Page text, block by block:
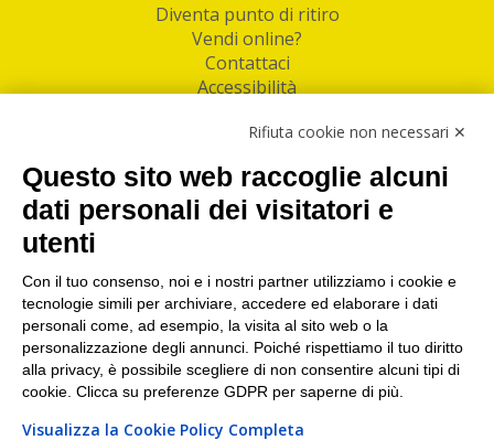
Diventa punto di ritiro
Vendi online?
Contattaci
Accessibilità
Facebook
Linkedin
I nostri punti di ritiro e spedizione pacchi nelle
maggiori città italiane
Torino|Milano|Roma|Bologna|Firenze| Genova
Napoli|Varese
Rifiuta cookie non necessari ✕
Questo sito web raccoglie alcuni
dati personali dei visitatori e
utenti
Con il tuo consenso, noi e i nostri partner utilizziamo i cookie e
tecnologie simili per archiviare, accedere ed elaborare i dati
personali come, ad esempio, la visita al sito web o la
personalizzazione degli annunci. Poiché rispettiamo il tuo diritto
alla privacy, è possibile scegliere di non consentire alcuni tipi di
cookie. Clicca su preferenze GDPR per saperne di più.
Visualizza la Cookie Policy Completa